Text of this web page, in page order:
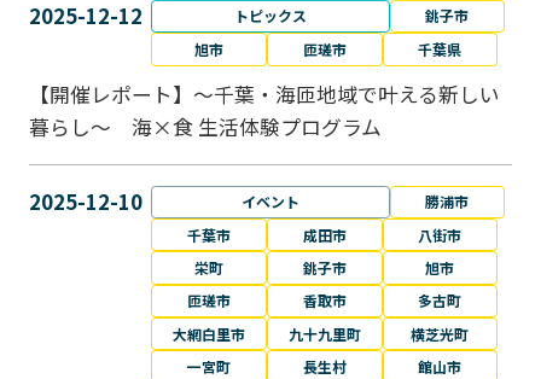
2025-12-12 トピックス
銚子市
旭市
匝瑳市 千葉県
【開催レポート】～千葉・海匝地域で叶える新しい
暮らし～ 海×食 生活体験プログラム
2025-12-10 イベント
勝浦市
千葉市
成田市
八街市
栄町
銚子市
旭市
匝瑳市
香取市
多古町
大網白里市
九十九里町
横芝光町
一宮町
長生村
館山市